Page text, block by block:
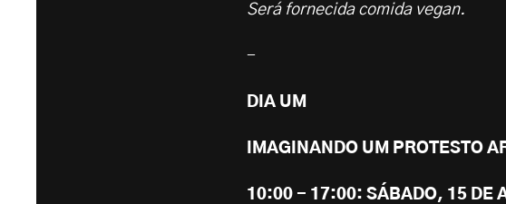
Será fornecida comida vegan.
-
DIA UM
IMAGINANDO UM PROTESTO
10:00 - 17:00: SÁBADO, 15 DE